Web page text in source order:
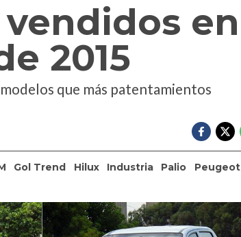
vendidos en
2015
que más patentamientos
Gol Trend Hilux Industria Palio
Peugeot